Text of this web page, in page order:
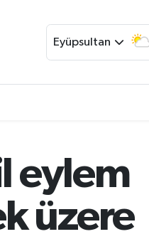
Eyüpsultan
eylem
üzere